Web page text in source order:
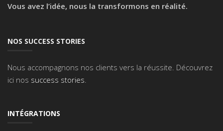
Vous avez l’idée, nous la transformons en réalité.
NOS SUCCESS STORIES
Nous accompagnons nos clients vers la réussite. Découvrez
ici nos success stories
INTÉGRATIONS